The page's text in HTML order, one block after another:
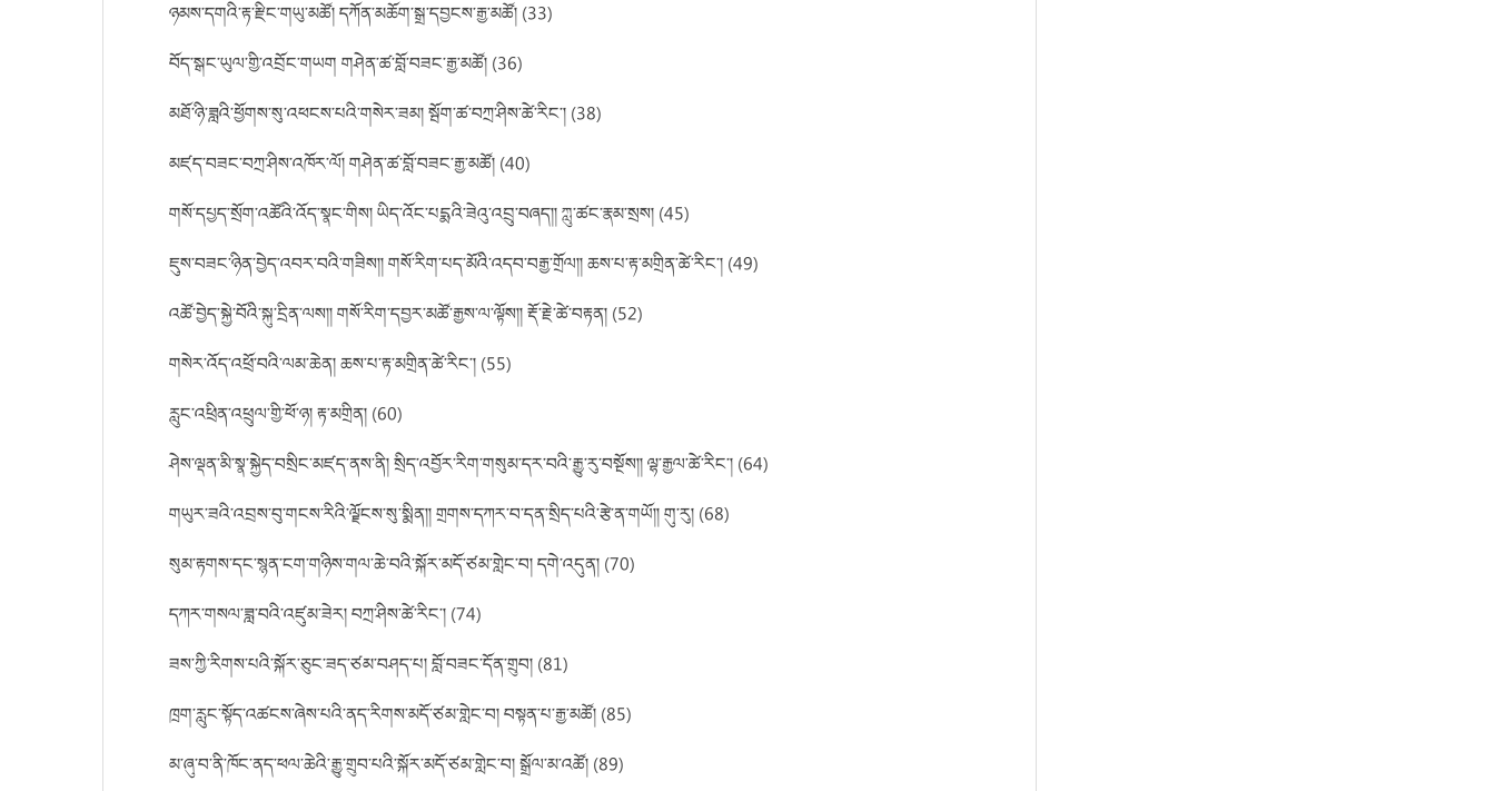
ཉམས་དགའི་རྟ་རྫིང་གཡུ་མཚོ། དཀོན་མཆོག་སྒྲ་དབྱངས་རྒྱ་མཚོ། (33)
བོད་སྒང་ཡུལ་གྱི་འབྲོང་གཡག གཤེན་ཚ་བློ་བཟང་རྒྱ་མཚོ། (36)
མཐོ་ཉི་ཟླའི་ཕྱོགས་སུ་འཕངས་པའི་གསེར་ཟམ། སྦོག་ཚ་བཀྲ་ཤིས་ཚེ་རིང་། (38)
མཛད་བཟང་བཀྲ་ཤིས་འཁོར་ལོ། གཤེན་ཚ་བློ་བཟང་རྒྱ་མཚོ། (40)
གསོ་དཔྱད་སྲོག་འཚོའི་འོད་སྣང་གིས། ཡིད་འོང་པདྨའི་ཟེའུ་འབྲུ་བཞད།། ཀླུ་ཚང་རྣམ་སྲས། (45)
ཇུས་བཟང་ཉིན་བྱེད་འབར་བའི་གཟིས།། གསོ་རིག་པད་མོའི་འདབ་བརྒྱ་གྲོལ།། ཆས་པ་རྟ་མགྲིན་ཚེ་རིང་། (49)
འཚོ་བྱེད་སྐྱེ་བོའི་སྐུ་དྲིན་ལས།། གསོ་རིག་དབྱར་མཚོ་རྒྱས་ལ་ལྟོས།། རྡོ་རྗེ་ཚེ་བརྟན། (52)
གསེར་འོད་འཕྲོ་བའི་ལམ་ཆེན། ཆས་པ་རྟ་མགྲིན་ཚེ་རིང་། (55)
རླུང་འཕྲིན་འཕྲུལ་གྱི་ཕོ་ཉ། རྟ་མགྲིན། (60)
ཤེས་ལྡན་མི་སྣ་སྐྱེད་བསྲིང་མཛད་ནས་ནི། སྲིད་འབྱོར་རིག་གསུམ་དར་བའི་རྒྱུ་རུ་བསྔོས།། ལྷ་རྒྱལ་ཚེ་རིང་། (64)
གཡུར་ཟའི་འབྲས་བུ་གངས་རིའི་ལྗོངས་སུ་སྨིན།། གྲགས་དཀར་བ་དན་སྲིད་པའི་རྩེ་ན་གཡོ།། གུ་རུ། (68)
སུམ་རྟགས་དང་སྙན་ངག་གཉིས་གལ་ཆེ་བའི་སྐོར་མདོ་ཙམ་གླེང་བ། དགེ་འདུན། (70)
དཀར་གསལ་ཟླ་བའི་འཛུམ་ཟེར། བཀྲ་ཤིས་ཚེ་རིང་། (74)
ཟས་ཀྱི་རིགས་པའི་སྐོར་ཅུང་ཟད་ཙམ་བཤད་པ། བློ་བཟང་དོན་གྲུབ། (81)
ཁྲག་རླུང་སྟོད་འཚངས་ཞེས་པའི་ནད་རིགས་མདོ་ཙམ་གླེང་བ། བསྟན་པ་རྒྱ་མཚོ། (85)
མ་ཞུ་བ་ནི་ཁོང་ནད་ཕལ་ཆེའི་རྒྱུ་གྲུབ་པའི་སྐོར་མདོ་ཙམ་གླེང་བ། སྒྲོལ་མ་འཚོ། (89)